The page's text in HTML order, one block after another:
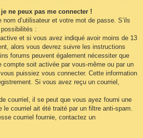
ne peux pas me connecter !
d’utilisateur et votre mot de passe. S’ils
:
et si vous avez indiqué avoir moins de 13
alors vous devrez suivre les instructions
forums peuvent également nécessiter que
compte soit activée par vous-même ou par un
puissiez vous connecter. Cette information
Si vous avez reçu un courriel,
courriel, il se peut que vous ayez fourni une
le courriel ait été traité par un filtre anti-spam.
courriel fournie, contactez un